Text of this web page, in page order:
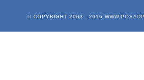
© COPYRIGHT 2003 - 2016